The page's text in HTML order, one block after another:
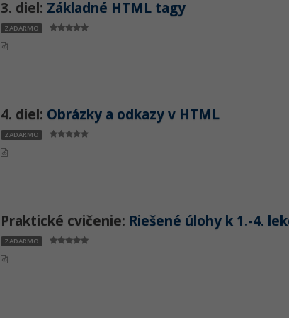
3. diel: Základné HTML tagy
ZADARMO
4. diel: Obrázky a odkazy v HTML
ZADARMO
Praktické cvičenie: Riešené úlohy k 1.-4.
ZADARMO